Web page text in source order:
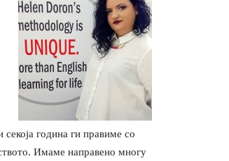
година ги правиме со
Имаме направено многу